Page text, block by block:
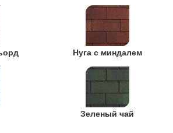
Нуга с миндалем
Зеленый чай